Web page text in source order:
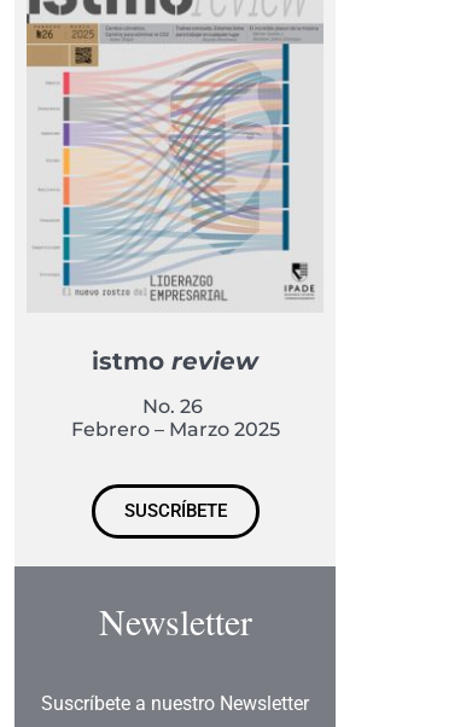
istmoreview
No. 26
Febrero – Marzo 2025
SUSCRÍBETE
Newsletter
Suscríbete a nuestro Newsletter